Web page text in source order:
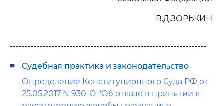
В.Д.ЗОРЬКИН
------------------------------------------------------------------
Судебная практика и законодательство
Определение Конституционного Суда РФ от
25.05.2017 N 930-О "Об отказе в принятии к